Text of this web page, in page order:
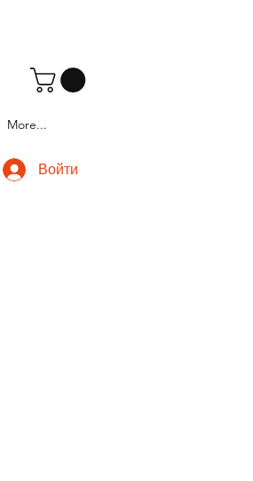
More...
Войти